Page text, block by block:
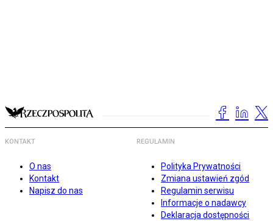
KONTAKT
O nas
Kontakt
Napisz do nas
REGULAMIN
Polityka Prywatności
Zmiana ustawień zgód
Regulamin serwisu
Informacje o nadawcy
Deklaracja dostępności